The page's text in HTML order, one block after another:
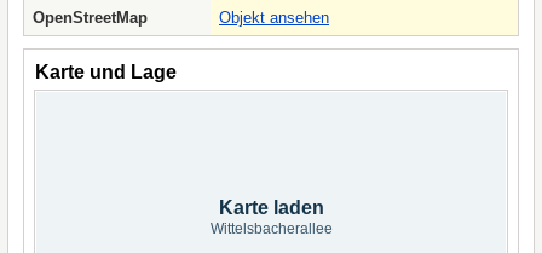
OpenStreetMap
Objekt ansehen
Karte und Lage
Karte laden
Wittelsbacherallee